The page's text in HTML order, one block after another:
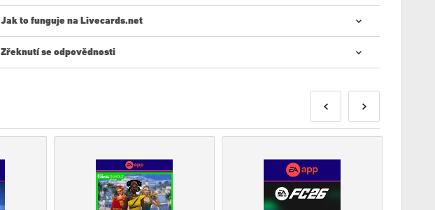
Jak to funguje na Livecards.net
Nový na Livecards.net? Nákup digitálních kódů je rychlý a jednoduchý:
Zřeknutí se odpovědnosti
• Kupujete pouze digitální produkt.
• Pokud narazíte na jakýkoli problém s nákupem, informujte nás prosím pomocí
Kontaktujte nás.
• Tyto kódy ke stažení jsou vytvořeny vývojářem hry a jsou tedy originální.
• Tyto kódy nemají datum vypršení platnosti.